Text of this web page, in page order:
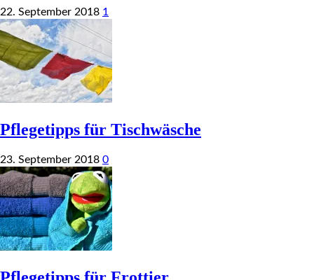
22. September 2018 1
Pflegetipps für Tischwäsche
23. September 2018 0